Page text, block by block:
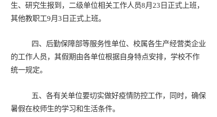
生、研究生报到，二级单位相关工作人员8月23日正式上班，
其他教职工9月3日正式上班。
四、后勤保障部等服务性单位、校属各生产经营类企业
的工作人员，其假期由各单位根据自身特点安排，学校不作
统一规定。
五、各有关单位要切实做好疫情防控工作，同时，确保
暑假在校师生的学习和生活条件。